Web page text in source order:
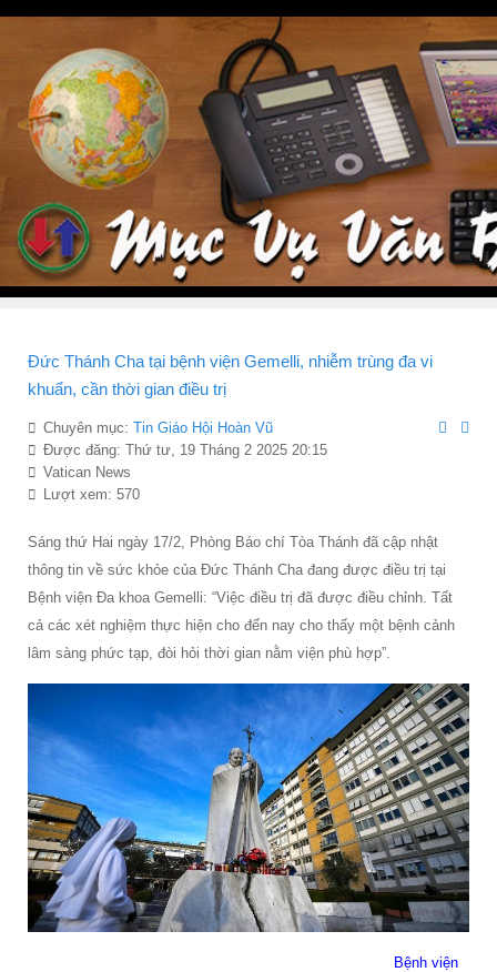
Đức Thánh Cha tại bệnh viện Gemelli, nhiễm trùng đa vi
khuẩn, cần thời gian điều trị
Chuyên mục: Tin Giáo Hội Hoàn Vũ
Được đăng: Thứ tư, 19 Tháng 2 2025 20:15
Vatican News
Lượt xem: 570
Sáng thứ Hai ngày 17/2, Phòng Báo chí Tòa Thánh đã cập nhật
thông tin về sức khỏe của Đức Thánh Cha đang được điều trị tại
Bệnh viện Đa khoa Gemelli: “Việc điều trị đã được điều chỉnh. Tất
cả các xét nghiệm thực hiện cho đến nay cho thấy một bệnh cảnh
lâm sàng phức tạp, đòi hỏi thời gian nằm viện phù hợp”.
Bệnh viện